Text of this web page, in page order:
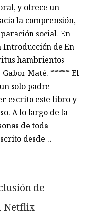
y ofrece un
la comprensión,
social. En
Introducción de En
hambrientos
Gabor Maté. ***** El
solo padre
escrito este libro y
A lo largo de la
de toda
desde…
de
Netflix